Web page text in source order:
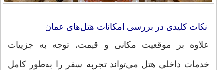
نکات کلیدی در بررسی امکانات هتل‌های عمان
علاوه بر موقعیت مکانی و قیمت، توجه به جزییات
خدمات داخلی هتل می‌تواند تجربه سفر را به‌طور کامل